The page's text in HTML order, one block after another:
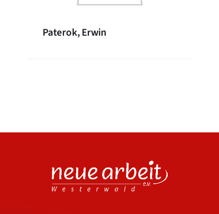
Paterok, Erwin